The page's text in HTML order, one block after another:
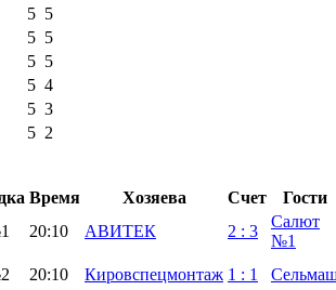
5 5
5 5
5 5
5 4
5 3
5 2
Время Хозяева Счет
Гости
20:10 АВИТЕК 2 : 3
Салют
№1
20:10 Кировспецмонтаж 1 : 1